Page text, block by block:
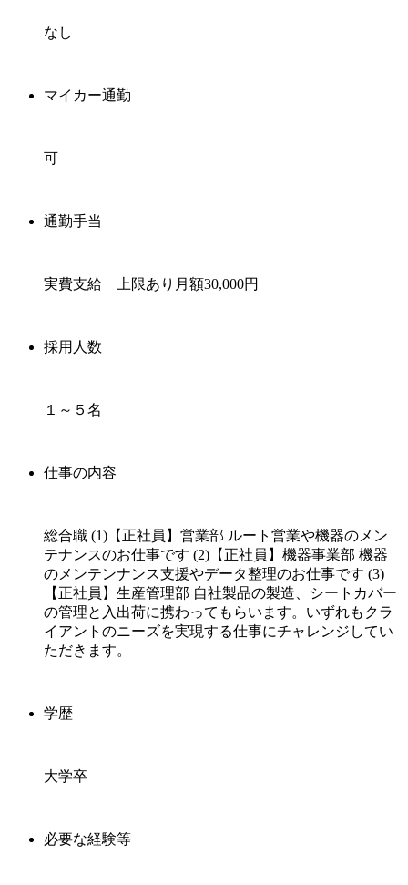
なし
マイカー通勤
可
通勤手当
実費支給 上限あり月額30,000円
採用人数
１～５名
仕事の内容
総合職 (1)【正社員】営業部 ルート営業や機器のメン
テナンスのお仕事です (2)【正社員】機器事業部 機器
のメンテンナンス支援やデータ整理のお仕事です (3)
【正社員】生産管理部 自社製品の製造、シートカバー
の管理と入出荷に携わってもらいます。いずれもクラ
イアントのニーズを実現する仕事にチャレンジしてい
ただきます。
学歴
大学卒
必要な経験等